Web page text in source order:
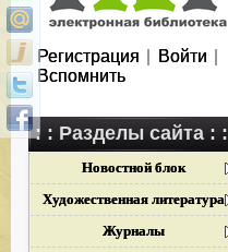
Регистрация Войти
Вспомнить
: : Разделы сайта : :
Новостной блок
Художественная литература
Журналы